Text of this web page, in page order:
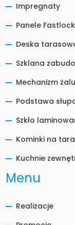
Impregnaty
Panele
Deska
Szklana
Mechanizm
Podstawa
Szkło
Kominki na
Kuchnie
Menu
Realizacje